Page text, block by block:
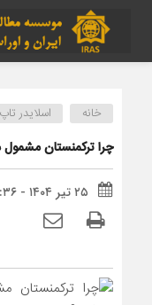
خانه اسلایدر تاپ
چرا ترکمنستان
۲۵ تیر ۱۴۰۴ - ۱۵:۳۶